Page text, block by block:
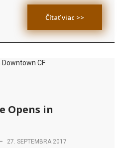
Čítať viac >>
Opens in
27. SEPTEMBRA 2017